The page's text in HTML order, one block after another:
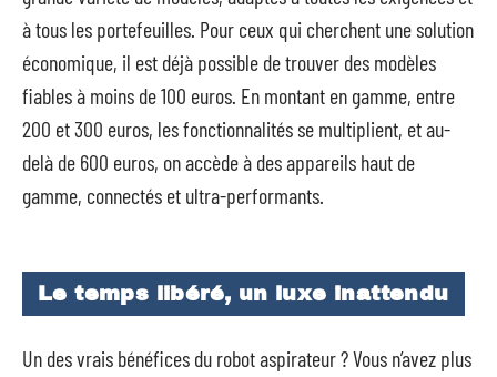
à tous les portefeuilles. Pour ceux qui cherchent une solution
économique, il est déjà possible de trouver des modèles
fiables à moins de 100 euros. En montant en gamme, entre
200 et 300 euros, les fonctionnalités se multiplient, et au-
delà de 600 euros, on accède à des appareils haut de
gamme, connectés et ultra-performants.
Le temps libéré, un luxe inattendu
Un des vrais bénéfices du robot aspirateur ? Vous n’avez plus